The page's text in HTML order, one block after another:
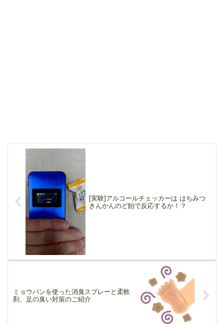
[実験]アルコールチェッカーは はちみつ
きんかんのど飴で反応するか！？
ミョウバンを使った消臭スプレーと柔軟
剤、足の臭い対策のご紹介